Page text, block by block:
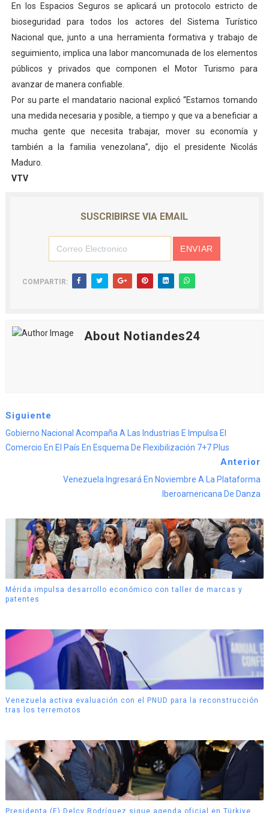
Jornada social benefició a 250 familias en Los
En los Espacios Seguros se aplicará un protocolo estricto de
bioseguridad para todos los actores del Sistema Turístico
Nacional que, junto a una herramienta formativa y trabajo de
seguimiento, implica una labor mancomunada de los elementos
públicos y privados que componen el Motor Turismo para
avanzar de manera confiable.
Por su parte el mandatario nacional explicó “Estamos tomando
una medida necesaria y posible, a tiempo y que va a beneficiar a
mucha gente que necesita trabajar, mover su economía y
también a la familia venezolana”, dijo el presidente Nicolás
Maduro.
VTV
SUSCRIBIRSE VIA EMAIL
COMPARTIR:
About Notiandes24
Siguiente
Gobierno Nacional Acompaña A Las Industrias E Impulsa El
Comercio En El País En Esquema De Flexibilización 7+7 Plus
Anterior
Venezuela Ingresará En Noviembre A La Plataforma
Iberoamericana De Danza
Mérida impulsa desarrollo económico con taller de marcas y
patentes
Venezuela activa evaluación con el PNUD para la reconstrucción
tras los terremotos
Presidenta (E) Delcy Rodríguez sigue agenda oficial en Türkiye